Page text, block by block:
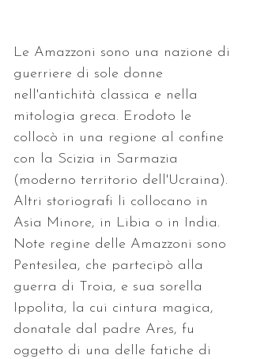
Le Amazzoni sono una nazione di
guerriere di sole donne
nell'antichità classica e nella
mitologia greca. Erodoto le
collocò in una regione al confine
con la Scizia in Sarmazia
(moderno territorio dell'Ucraina).
Altri storiografi li collocano in
Asia Minore, in Libia o in India.
Note regine delle Amazzoni sono
Pentesilea, che partecipò alla
guerra di Troia, e sua sorella
Ippolita, la cui cintura magica,
donatale dal padre Ares, fu
oggetto di una delle fatiche di